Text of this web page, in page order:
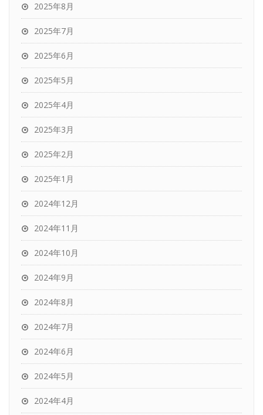
2025年8月
2025年7月
2025年6月
2025年5月
2025年4月
2025年3月
2025年2月
2025年1月
2024年12月
2024年11月
2024年10月
2024年9月
2024年8月
2024年7月
2024年6月
2024年5月
2024年4月